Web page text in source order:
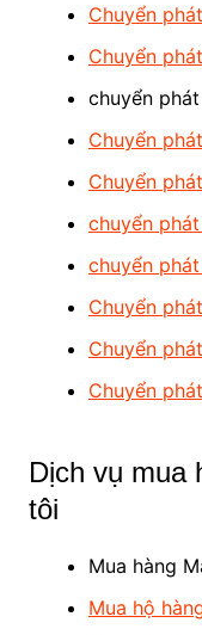
Chuyển
Chuyển
chuyển
Chuyển
Chuyển
chuyển
chuyển
Chuyển
Chuyển
Chuyển
Dịch vụ mua
tôi
Mua hàng
Mua hộ